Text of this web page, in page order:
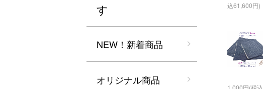
込61,600円)
す
NEW！新着商品
オリジナル商品